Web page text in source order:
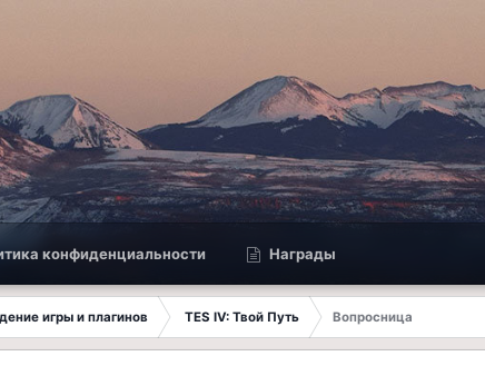
конфиденциальности Награды
игры и плагинов TES IV: Твой Путь
Вопросница